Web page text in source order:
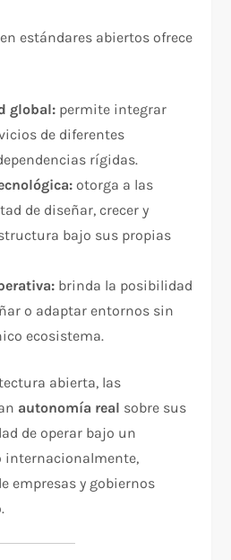
estándares abiertos ofrece
global: permite integrar
de diferentes
rígidas.
otorga a las
de diseñar, crecer y
bajo sus propias
brinda la posibilidad
o adaptar entornos sin
ecosistema.
abierta, las
autonomía real sobre sus
de operar bajo un
internacionalmente,
empresas y gobiernos